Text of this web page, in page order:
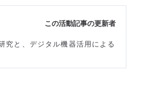
この活動記事の更新者
究と、デジタル機器活用による